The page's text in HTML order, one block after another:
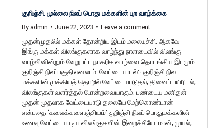
குறிஞ்சி, முல்லை நிலப் பொது மக்களின் புற வாழ்க்கை
By admin June 22, 2023 Leave a comment
முதன்முதலில் மக்கள் தோன்றிய இடம் மலையுச்சி. ஆகவே
இங்கு மக்கள் விலங்குகளாக வாழ்ந்து நாளடைவில் விலங்கு
வாழ்வினின்றும் வேறுபட்ட நாகரிக வாழ்வை தொடங்கிய இடமும்
குறிஞ்சி நிலப்பகுதி எனலாம். வேட்டையாடல்:- குறிஞ்சி நில
மக்களின் முக்கியத் தொழில் வேட்டையாடுதல், தினைப் பயிரிடல்,
விலங்குகள் வளர்த்தல் போன்றவையாகும். பண்டைய மனிதன்
முதன் முதலாக வேட்டையாடு தலையே மேற்கொண்டான்
என்பதை ‘கலைக்களைஞ்சியம்’ குறிஞ்சி நிலப் பொதுமக்களின்
உணவு வேட்டையாடிய விலங்குகளின் இறைச்சியே. மான், முயல்,